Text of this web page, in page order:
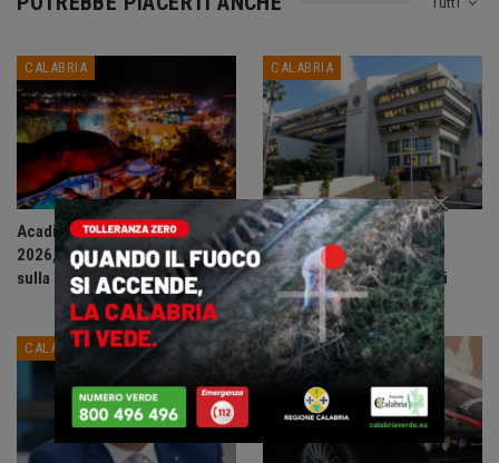
CALABRIA
Acadie Club presenta: Agosto
2026, un mese di grandi eventi
sulla Riviera dei Cedri.
CALABRIA
Consiglio regionale della
Calabria approva
assestamento e variazioni
bilancio…
CALABRIA CALABRIA
×